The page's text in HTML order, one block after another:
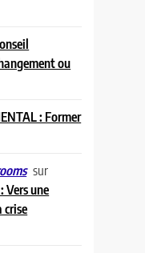
ou
: Former
sur
Vers une